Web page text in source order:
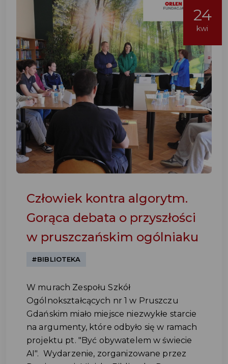
24
kwi
Człowiek kontra algorytm.
Gorąca debata o przyszłości
w pruszczańskim ogólniaku
#BIBLIOTEKA
W murach Zespołu Szkół
Ogólnokształcących nr 1 w Pruszczu
Gdańskim miało miejsce niezwykłe starcie
na argumenty, które odbyło się w ramach
projektu pt. "Być obywatelem w świecie
AI". Wydarzenie, zorganizowane przez